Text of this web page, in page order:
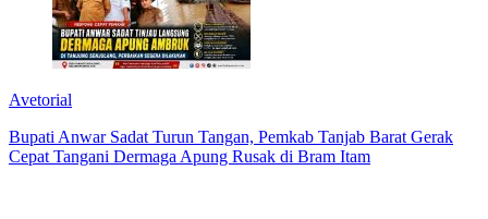
Avetorial
Bupati Anwar Sadat Turun Tangan, Pemkab Tanjab Barat Gerak
Cepat Tangani Dermaga Apung Rusak di Bram Itam